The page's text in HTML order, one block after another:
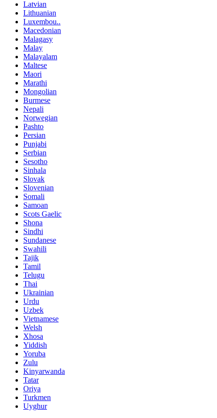
Latvian
Lithuanian
Luxembou..
Macedonian
Malagasy
Malay
Malayalam
Maltese
Maori
Marathi
Mongolian
Burmese
Nepali
Norwegian
Pashto
Persian
Punjabi
Serbian
Sesotho
Sinhala
Slovak
Slovenian
Somali
Samoan
Scots Gaelic
Shona
Sindhi
Sundanese
Swahili
Tajik
Tamil
Telugu
Thai
Ukrainian
Urdu
Uzbek
Vietnamese
Welsh
Xhosa
Yiddish
Yoruba
Zulu
Kinyarwanda
Tatar
Oriya
Turkmen
Uyghur